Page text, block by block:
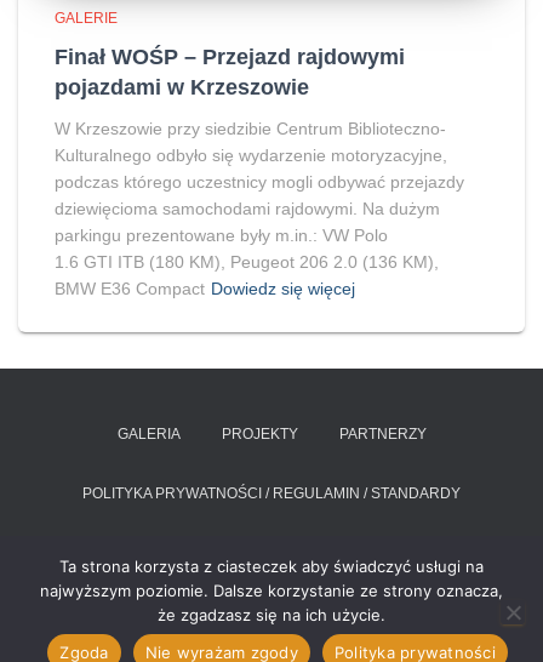
GALERIE
Finał WOŚP – Przejazd rajdowymi
pojazdami w Krzeszowie
W Krzeszowie przy siedzibie Centrum Biblioteczno-
Kulturalnego odbyło się wydarzenie motoryzacyjne,
podczas którego uczestnicy mogli odbywać przejazdy
dziewięcioma samochodami rajdowymi. Na dużym
parkingu prezentowane były m.in.: VW Polo
1.6 GTI ITB (180 KM), Peugeot 206 2.0 (136 KM),
BMW E36 Compact Dowiedz się więcej
GALERIA PROJEKTY PARTNERZY
POLITYKA PRYWATNOŚCI / REGULAMIN / STANDARDY
PUBLICZNEGO
Hestia | Stworzone przez ThemeIsle
Ta strona korzysta z ciasteczek aby świadczyć usługi na
najwyższym poziomie. Dalsze korzystanie ze strony oznacza,
że zgadzasz się na ich użycie.
Zgoda
Nie wyrażam zgody Polityka prywatności